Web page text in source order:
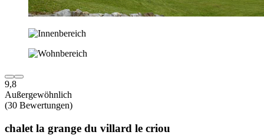
9,8
Außergewöhnlich
(30 Bewertungen)
chalet la grange du villard le criou